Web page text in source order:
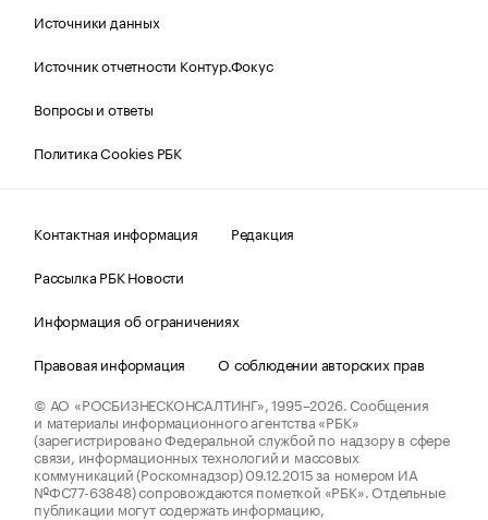
Источники данных
Источник отчетности Контур.Фокус
Вопросы и ответы
Политика Cookies РБК
Контактная информация
Редакция
Рассылка РБК Новости
Информация об ограничениях
Правовая информация
О соблюдении авторских прав
© АО «РОСБИЗНЕСКОНСАЛТИНГ»,1995–2026.Сообщения
и материалы информационного агентства «РБК»
(зарегистрировано Федеральной службой по надзору в сфере
связи, информационных технологий и массовых
коммуникаций (Роскомнадзор) 09.12.2015 за номером ИА
№ФС77-63848) сопровождаются пометкой «РБК». Отдельные
публикации могут содержать информацию,